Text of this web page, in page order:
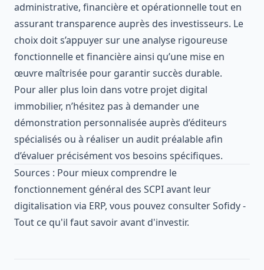
administrative, financière et opérationnelle tout en
assurant transparence auprès des investisseurs. Le
choix doit s’appuyer sur une analyse rigoureuse
fonctionnelle et financière ainsi qu’une mise en
œuvre maîtrisée pour garantir succès durable.
Pour aller plus loin dans votre projet digital
immobilier, n’hésitez pas à demander une
démonstration personnalisée auprès d’éditeurs
spécialisés ou à réaliser un audit préalable afin
d’évaluer précisément vos besoins spécifiques.
Sources : Pour mieux comprendre le
fonctionnement général des SCPI avant leur
digitalisation via ERP, vous pouvez consulterSofidy -
Tout ce qu'il faut savoir avant d'investir.